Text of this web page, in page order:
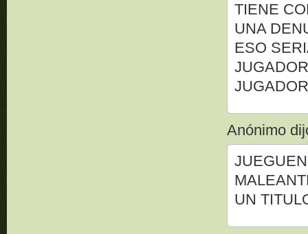
TIENE
UNA
ESO
Anónimo
UN